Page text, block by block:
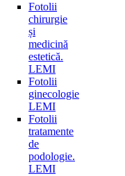
Fotolii
chirurgie
și
medicină
estetică.
LEMI
Fotolii
ginecologie
LEMI
Fotolii
tratamente
de
podologie.
LEMI